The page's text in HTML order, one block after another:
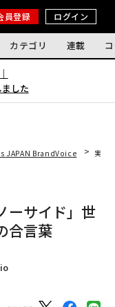
員登録 ログイン
カテゴリ 連載
した
JAPAN BrandVoice 実は
ーサイド」世
合言葉